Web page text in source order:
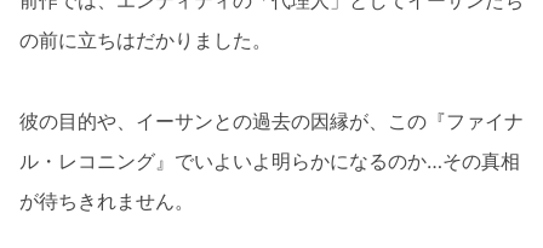
の前に立ちはだかりました。
彼の目的や、イーサンとの過去の因縁が、この『ファイナ
ル・レコニング』でいよいよ明らかになるのか…その真相
が待ちきれません。